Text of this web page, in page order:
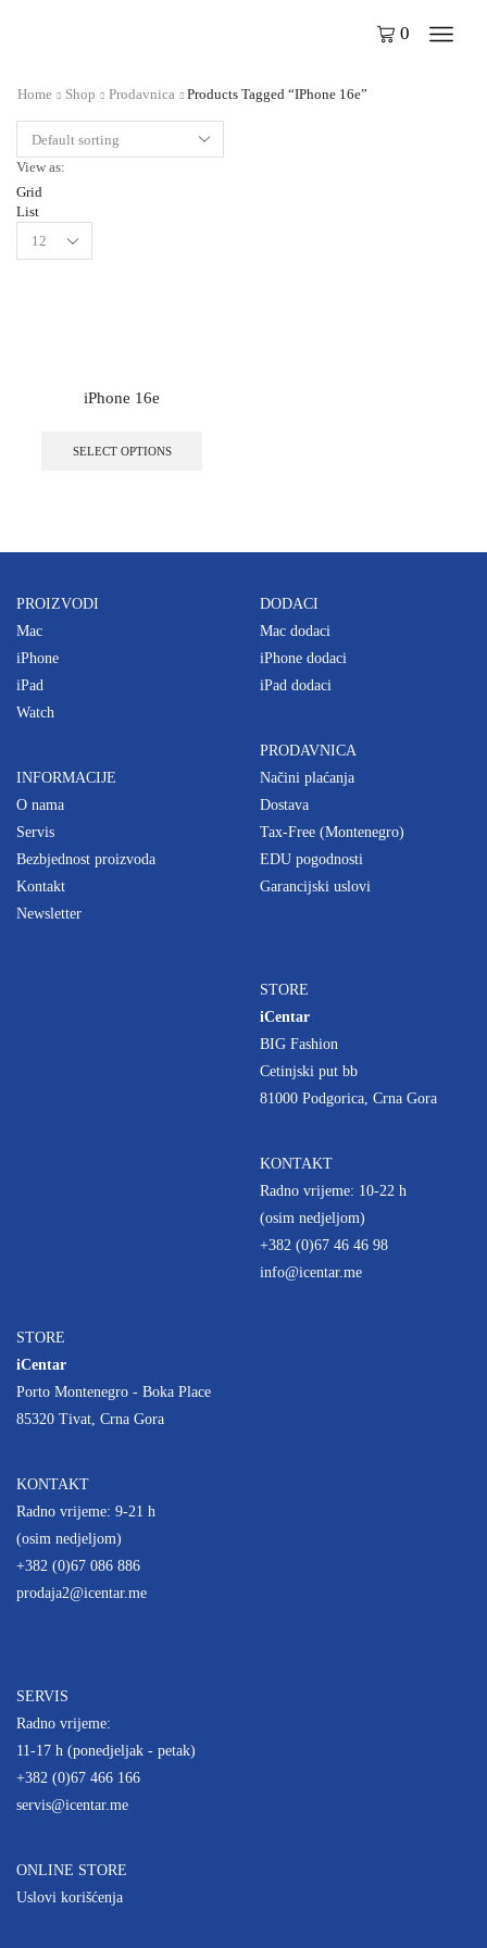
0
Home Shop Prodavnica Products Tagged “iPhone 16e”
View as:
Grid
List
iPhone 16e
SELECT OPTIONS
PROIZVODI
Mac
iPhone
iPad
Watch
INFORMACIJE
O nama
Servis
Bezbjednost proizvoda
Kontakt
Newsletter
DODACI
Mac dodaci
iPhone dodaci
iPad dodaci
PRODAVNICA
Načini plaćanja
Dostava
Tax-Free (Montenegro)
EDU pogodnosti
Garancijski uslovi
STORE
iCentar
BIG Fashion
Cetinjski put bb
81000 Podgorica, Crna Gora
KONTAKT
Radno vrijeme: 10-22 h
(osim nedjeljom)
+382 (0)67 46 46 98
info@icentar.me
STORE
iCentar
Porto Montenegro - Boka Place
85320 Tivat, Crna Gora
KONTAKT
Radno vrijeme: 9-21 h
(osim nedjeljom)
+382 (0)67 086 886
prodaja2@icentar.me
SERVIS
Radno vrijeme:
11-17 h (ponedjeljak - petak)
+382 (0)67 466 166
servis@icentar.me
ONLINE STORE
Uslovi korišćenja